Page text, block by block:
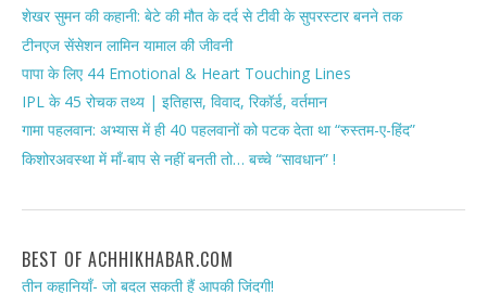
शेखर सुमन की कहानी: बेटे की मौत के दर्द से टीवी के सुपरस्टार बनने तक
टीनएज सेंसेशन लामिन यामाल की जीवनी
पापा के लिए 44 Emotional & Heart Touching Lines
IPL के 45 रोचक तथ्य | इतिहास, विवाद, रिकॉर्ड, वर्तमान
गामा पहलवान: अभ्यास में ही 40 पहलवानों को पटक देता था “रुस्तम-ए-हिंद”
किशोरअवस्था में माँ-बाप से नहीं बनती तो… बच्चे “सावधान” !
BEST OF ACHHIKHABAR.COM
तीन कहानियाँ- जो बदल सकती हैं आपकी जिंदगी!